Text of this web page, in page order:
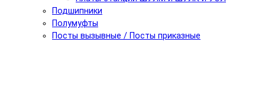
Подшипники
Полумуфты
Посты вызывные / Посты приказные